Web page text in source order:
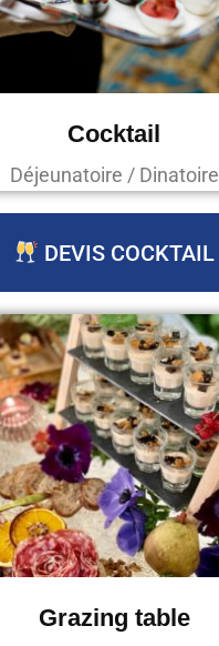
Cocktail
Déjeunatoire / Dinatoire
DEVIS COCKTAIL
Grazing table